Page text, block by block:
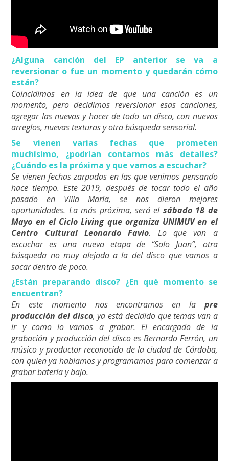
¿Alguna canción del EP anterior se va a
reversionar o fue un momento y quedarán cómo
están?
Coincidimos en la idea de que una canción es un
momento, pero decidimos reversionar esas canciones,
agregar las nuevas y hacer de todo un disco, con nuevos
arreglos, nuevas texturas y otra búsqueda sensorial.
Se vienen varias fechas que prometen
muchísimo, ¿podrían contarnos más detalles?
¿Cuándo es la próxima y que vamos a escuchar?
Se vienen fechas zarpadas en las que venimos pensando
hace tiempo. Este 2019, después de tocar todo el año
pasado en Villa María, se nos dieron mejores
oportunidades. La más próxima, será el sábado 18 de
Mayo en el Ciclo Living que organiza UNIMUV en el
Centro Cultural Leonardo Favio. Lo que van a
escuchar es una nueva etapa de “Solo Juan”, otra
búsqueda no muy alejada a la del disco que vamos a
sacar dentro de poco.
¿Están preparando disco? ¿En qué momento se
encuentran?
En este momento nos encontramos en la pre
producción del disco, ya está decidido que temas van a
ir y como lo vamos a grabar. El encargado de la
grabación y producción del disco es Bernardo Ferrón, un
músico y productor reconocido de la ciudad de Córdoba,
con quien ya hablamos y programamos para comenzar a
grabar batería y bajo.